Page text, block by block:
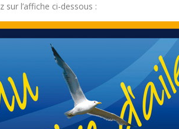
l’affiche ci-dessous :